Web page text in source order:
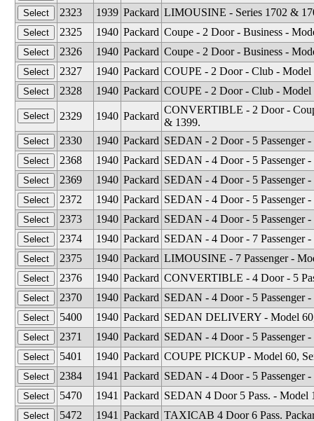
2323
1939 Packard LIMOUSINE - Series 1702 &
2325
1940 Packard Coupe - 2 Door - Business -
2326
1940 Packard Coupe - 2 Door - Business -
2327
1940 Packard COUPE - 2 Door - Club - Model
2328
1940 Packard COUPE - 2 Door - Club - Model
2329 1940 Packard
CONVERTIBLE - 2 Door -
& 1399.
2330
1940 Packard SEDAN - 2 Door - 5 Passenger
2368
1940 Packard SEDAN - 4 Door - 5 Passenger
2369
1940 Packard SEDAN - 4 Door - 5 Passenger
2372
1940 Packard SEDAN - 4 Door - 5 Passenger
2373
1940 Packard SEDAN - 4 Door - 5 Passenger
2374
1940 Packard SEDAN - 4 Door - 7 Passenger
2375
1940 Packard LIMOUSINE - 7 Passenger -
2376
1940 Packard CONVERTIBLE - 4 Door - 5
2370
1940 Packard SEDAN - 4 Door - 5 Passenger
5400
1940 Packard SEDAN DELIVERY - Model
2371
1940 Packard SEDAN - 4 Door - 5 Passenger
5401
1940 Packard COUPE PICKUP - Model 60,
2384
1941 Packard SEDAN - 4 Door - 5 Passenger
5470
1941 Packard SEDAN 4 Door 5 Pass. - Model
5472
1941 Packard TAXICAB 4 Door 6 Pass.